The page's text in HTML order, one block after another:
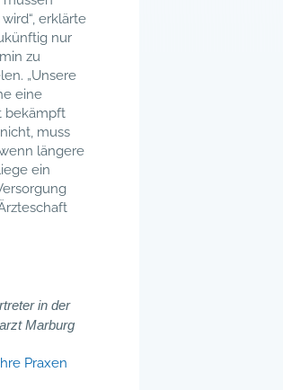
erklärte
nur
zu
„Unsere
eine
bekämpft
muss
längere
ein
in der
Marburg
Praxen